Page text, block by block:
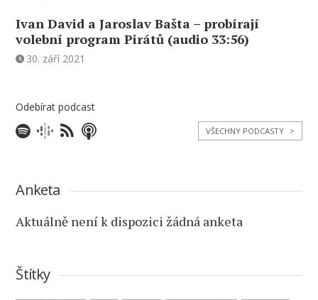
Ivan David a Jaroslav Bašta – probírají
volební program Pirátů (audio 33:56)
30. září 2021
Odebírat podcast
VŠECHNY PODCASTY >
Anketa
Aktuálně není k dispozici žádná anketa
Štítky